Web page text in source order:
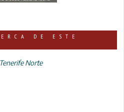
DE ESTE
Norte